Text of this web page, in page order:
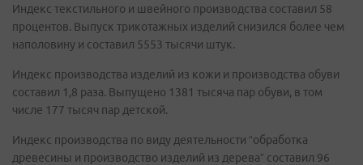
Индекс текстильного и швейного производства составил 58
процентов. Выпуск трикотажных изделий снизился более чем
наполовину и составил 5553 тысячи штук.
Индекс производства изделий из кожи и производства обуви
составил 1,8 раза. Выпущено 1381 тысяча пар обуви, в том
числе 177 тысяч пар детской.
Индекс производства по виду деятельности “обработка
древесины и производство изделий из дерева” составил 96